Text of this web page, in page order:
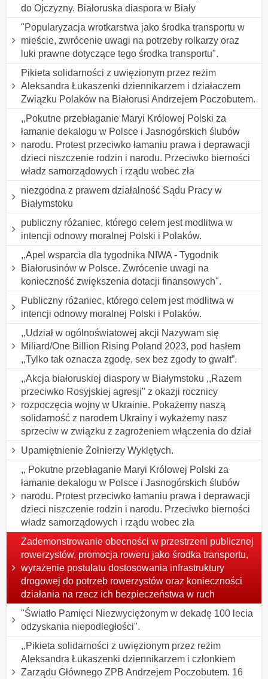
do Ojczyzny. Białoruska diaspora w Biały
"Popularyzacja wrotkarstwa jako środka transportu w
mieście, zwrócenie uwagi na potrzeby rolkarzy oraz
luki prawne dotyczące tego środka transportu".
Pikieta solidarności z uwięzionym przez reżim
Aleksandra Łukaszenki dziennikarzem i działaczem
Związku Polaków na Białorusi Andrzejem Poczobutem.
,,Pokutne przebłaganie Maryi Królowej Polski za
łamanie dekalogu w Polsce i Jasnogórskich ślubów
narodu. Protest przeciwko łamaniu prawa i deprawacji
dzieci niszczenie rodzin i narodu. Przeciwko bierności
władz samorządowych i rządu wobec zła
niezgodna z prawem działalność Sądu Pracy w
Białymstoku
publiczny różaniec, którego celem jest modlitwa w
intencji odnowy moralnej Polski i Polaków.
,,Apel wsparcia dla tygodnika NIWA - Tygodnik
Białorusinów w Polsce. Zwrócenie uwagi na
konieczność zwiększenia dotacji finansowych".
Publiczny różaniec, którego celem jest modlitwa w
intencji odnowy moralnej Polski i Polaków.
,,Udział w ogólnoświatowej akcji Nazywam się
Miliard/One Billion Rising Poland 2023, pod hasłem
,,Tylko tak oznacza zgodę, sex bez zgody to gwałt”.
,,Akcja białoruskiej diaspory w Białymstoku ,,Razem
przeciwko Rosyjskiej agresji" z okazji rocznicy
rozpoczęcia wojny w Ukrainie. Pokażemy naszą
solidarność z narodem Ukrainy i wykażemy nasz
sprzeciw w związku z zagrożeniem włączenia do dział
Upamiętnienie Żołnierzy Wyklętych.
,, Pokutne przebłaganie Maryi Królowej Polski za
łamanie dekalogu w Polsce i Jasnogórskich ślubów
narodu. Protest przeciwko łamaniu prawa i deprawacji
dzieci niszczenie rodzin i narodu. Przeciwko bierności
władz samorządowych i rządu wobec zła
Zademonstrowanie obecności w przestrzeni publicznej
rowerzystów, promocja roweru jako środka transportu,
wyrażenie postulatu dostosowania infrastruktury
drogowej do potrzeb rowerzystów oraz konieczności
działania na rzecz ich bezpieczeństwa w ruch
"Światło Pamięci Niezwyciężonym w dekadę 100 lecia
odzyskania niepodległości".
,,Pikieta solidarności z uwięzionym przez reżim
Aleksandra Łukaszenki dziennikarzem i członkiem
Zarządu Głównego ZPB Andrzejem Poczobutem. 16